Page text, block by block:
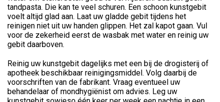
tandpasta. Die kan te veel schuren. Een schoon kunstgebit
voelt altijd glad aan. Laat uw gladde gebit tijdens het
reinigen niet uit uw handen glippen. Het zal kapot gaan. Vul
voor de zekerheid eerst de wasbak met water en reinig uw
gebit daarboven.
Reinig uw kunstgebit dagelijks met een bij de drogisterij of
apotheek beschikbaar reinigingsmiddel. Volg daarbij de
voorschriften van de fabrikant. Vraag eventueel uw
behandelaar of mondhygiënist om advies. Leg uw